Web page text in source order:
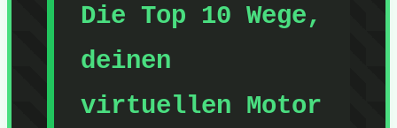
Die Top 10 Wege,
deinen
virtuellen Motor